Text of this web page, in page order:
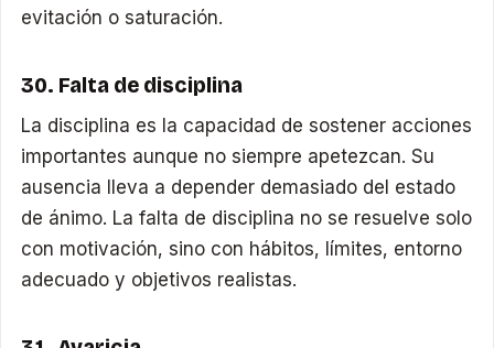
evitación o saturación.
30. Falta de disciplina
La disciplina es la capacidad de sostener acciones
importantes aunque no siempre apetezcan. Su
ausencia lleva a depender demasiado del estado
de ánimo. La falta de disciplina no se resuelve solo
con motivación, sino con hábitos, límites, entorno
adecuado y objetivos realistas.